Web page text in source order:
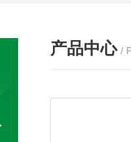
产品中心 /